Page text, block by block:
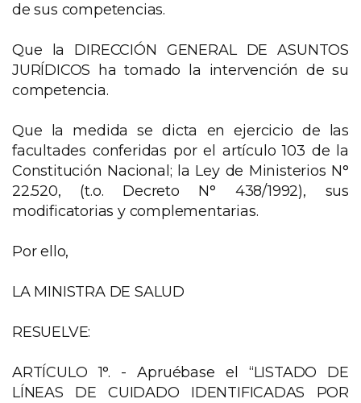
de sus competencias.
Que la DIRECCIÓN GENERAL DE ASUNTOS
JURÍDICOS ha tomado la intervención de su
competencia.
Que la medida se dicta en ejercicio de las
facultades conferidas por el artículo 103 de la
Constitución Nacional; la Ley de Ministerios N°
22.520, (t.o. Decreto N° 438/1992), sus
modificatorias y complementarias.
Por ello,
LA MINISTRA DE SALUD
RESUELVE:
ARTÍCULO 1°. - Apruébase el “LISTADO DE
LÍNEAS DE CUIDADO IDENTIFICADAS POR